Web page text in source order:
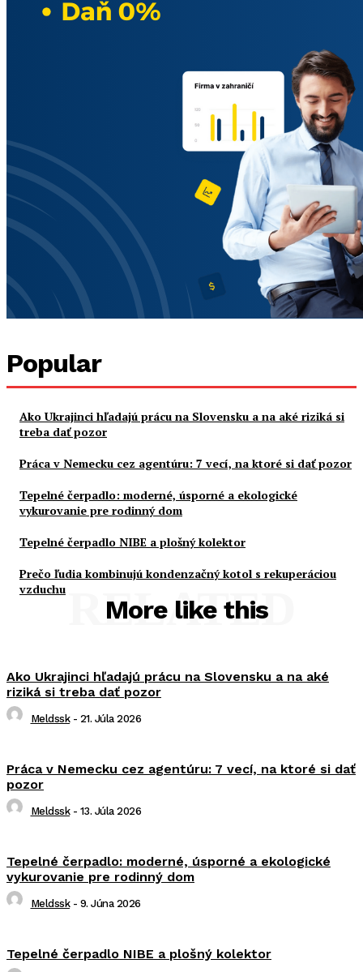
Popular
Ako Ukrajinci hľadajú prácu na Slovensku a na aké riziká si
treba dať pozor
Práca v Nemecku cez agentúru: 7 vecí, na ktoré si dať pozor
Tepelné čerpadlo: moderné, úsporné a ekologické
vykurovanie pre rodinný dom
Tepelné čerpadlo NIBE a plošný kolektor
Prečo ľudia kombinujú kondenzačný kotol s rekuperáciou
vzduchu
More like this
RELATED
Ako Ukrajinci hľadajú prácu na Slovensku a na aké
riziká si treba dať pozor
Meldssk - 21. Júla 2026
Práca v Nemecku cez agentúru: 7 vecí, na ktoré si dať
pozor
Meldssk - 13. Júla 2026
Tepelné čerpadlo: moderné, úsporné a ekologické
vykurovanie pre rodinný dom
Meldssk - 9. Júna 2026
Tepelné čerpadlo NIBE a plošný kolektor